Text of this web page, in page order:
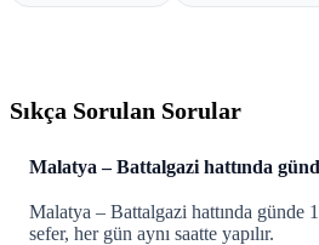
Sıkça Sorulan Sorular
Malatya – Battalgazi hattında
Malatya – Battalgazi hattında günde
sefer, her gün aynı saatte yapılır.